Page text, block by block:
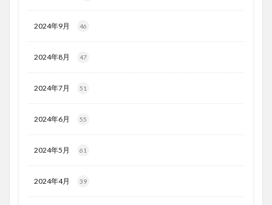
2024年9月 46
2024年8月 47
2024年7月 51
2024年6月 55
2024年5月 61
2024年4月 39